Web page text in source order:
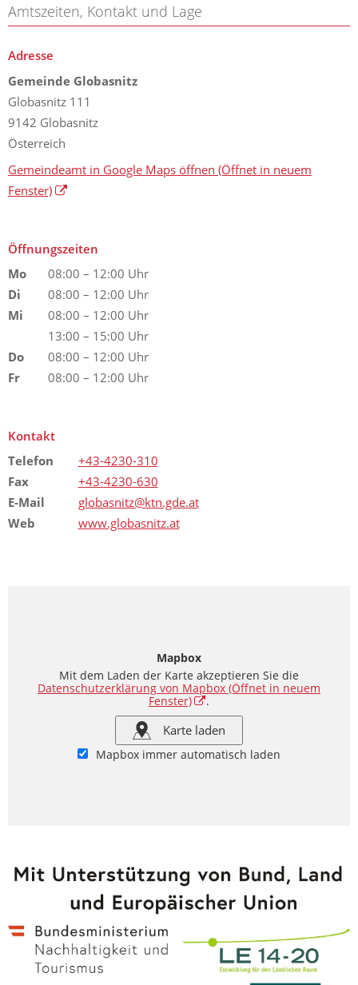
Amtszeiten, Kontakt und Lage
Adresse
Gemeinde Globasnitz
Globasnitz 111
9142 Globasnitz
Österreich
Gemeindeamt in Google Maps öffnen (Öffnet in neuem
Fenster)
Öffnungszeiten
Mo
08:00 – 12:00 Uhr
Di
08:00 – 12:00 Uhr
Mi
08:00 – 12:00 Uhr
13:00 – 15:00 Uhr
Do
08:00 – 12:00 Uhr
Fr
08:00 – 12:00 Uhr
Kontakt
Telefon
+43-4230-310
Fax
+43-4230-630
E-Mail
globasnitz@ktn.gde.at
Web
www.globasnitz.at
Mapbox
Mit dem Laden der Karte akzeptieren Sie die
Datenschutzerklärung von Mapbox (Öffnet in neuem
Fenster)
.
Karte laden
Mapbox immer automatisch laden